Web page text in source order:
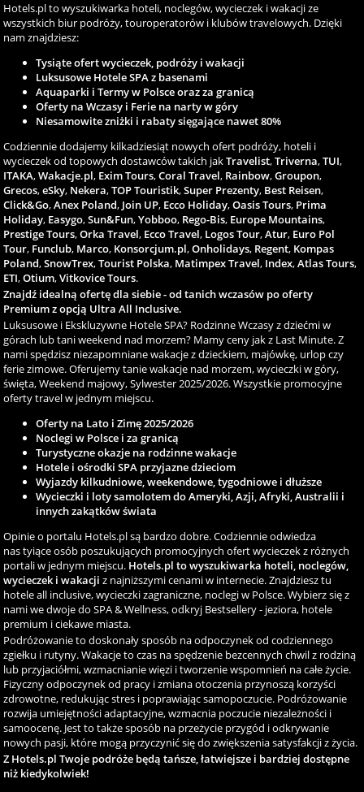
Hotels.pl to wyszukiwarka hoteli, noclegów, wycieczek i wakacji ze
wszystkich biur podróży, touroperatorów i klubów travelowych. Dzięki
nam znajdziesz:
Tysiąte ofert wycieczek, podróży i wakacji
Luksusowe Hotele SPA z basenami
Aquaparki i Termy w Polsce oraz za granicą
Oferty na Wczasy i Ferie na narty w góry
Niesamowite zniżki i rabaty sięgające nawet 80%
Codziennie dodajemy kilkadziesiąt nowych ofert podróży, hoteli i
wycieczek od topowych dostawców takich jakTravelist,Triverna,TUI,
ITAKA,Wakacje.pl, Exim Tours,Coral Travel, Rainbow,Groupon,
Grecos,eSky, Nekera,TOP Touristik,Super Prezenty, Best Reisen,
Click&Go,Anex Poland, Join UP, Ecco Holiday,Oasis Tours, Prima
Holiday, Easygo,Sun&Fun,Yobboo, Rego-Bis, Europe Mountains,
Prestige Tours,Orka Travel, Ecco Travel, Logos Tour,Atur, Euro Pol
Tour, Funclub, Marco, Konsorcjum.pl,Onholidays, Regent, Kompas
Poland,SnowTrex,Tourist Polska, Matimpex Travel, Index,Atlas Tours,
ETI,Otium,Vitkovice Tours.
Znajdź idealną ofertę dla siebie - od tanich wczasów po oferty
Premium z opcją Ultra All Inclusive.
Luksusowe i Ekskluzywne Hotele SPA? Rodzinne Wczasy z dziećmi w
górach lub tani weekend nad morzem? Mamy ceny jak z Last Minute. Z
nami spędzisz niezapomniane wakacje z dzieckiem, majówkę, urlop czy
ferie zimowe. Oferujemy tanie wakacje nad morzem, wycieczki w góry,
święta, Weekend majowy, Sylwester 2025/2026. Wszystkie promocyjne
oferty travel w jednym miejscu.
Oferty na Lato i Zimę 2025/2026
Noclegi w Polsce i za granicą
Turystyczne okazje na rodzinne wakacje
Hotele i ośrodki SPA przyjazne dzieciom
Wyjazdy kilkudniowe, weekendowe, tygodniowe i dłuższe
Wycieczki i loty samolotem do Ameryki, Azji, Afryki, Australii i
innych zakątków świata
Opinie o portalu Hotels.pl są bardzo dobre. Codziennie odwiedza
nas tyiące osób poszukujących promocyjnych ofert wycieczek z różnych
portali w jednym miejscu. Hotels.pl to wyszukiwarka hoteli, noclegów,
wycieczek i wakacji z najniższymi cenami w internecie. Znajdziesz tu
hotele all inclusive, wycieczki zagraniczne, noclegi w Polsce. Wybierz się z
nami we dwoje do SPA & Wellness, odkryj Bestsellery - jeziora, hotele
premium i ciekawe miasta.
Podróżowanie to doskonały sposób na odpoczynek od codziennego
zgiełku i rutyny. Wakacje to czas na spędzenie bezcennych chwil z rodziną
lub przyjaciółmi, wzmacnianie więzi i tworzenie wspomnień na całe życie.
Fizyczny odpoczynek od pracy i zmiana otoczenia przynoszą korzyści
zdrowotne, redukując stres i poprawiając samopoczucie. Podróżowanie
rozwija umiejętności adaptacyjne, wzmacnia poczucie niezależności i
samoocenę. Jest to także sposób na przeżycie przygód i odkrywanie
nowych pasji, które mogą przyczynić się do zwiększenia satysfakcji z życia.
Z Hotels.pl Twoje podróże będą tańsze, łatwiejsze i bardziej dostępne
niż kiedykolwiek!